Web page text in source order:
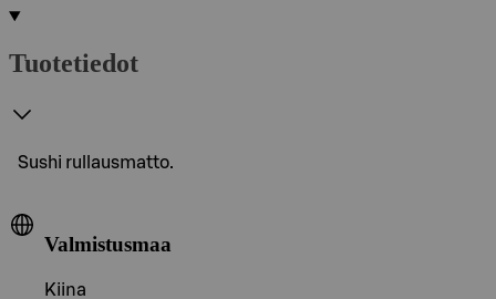
Tuotetiedot
Sushi rullausmatto.
Valmistusmaa
Kiina